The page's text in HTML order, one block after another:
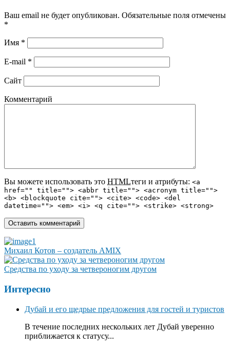
Ваш email не будет опубликован. Обязательные поля отмечены
*
Имя *
E-mail *
Сайт
Комментарий
Вы можете использовать это HTMLтеги и атрибуты: <a
href="" title=""> <abbr title=""> <acronym title="">
<b> <blockquote cite=""> <cite> <code> <del
datetime=""> <em> <i> <q cite=""> <strike> <strong>
Михаил Котов – создатель AMIX
Средства по уходу за четвероногим другом
Интересно
Дубай и его щедрые предложения для гостей и туристов
В течение последних нескольких лет Дубай уверенно
приближается к статусу...